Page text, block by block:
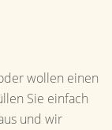
wollen einen
Sie einfach
und wir